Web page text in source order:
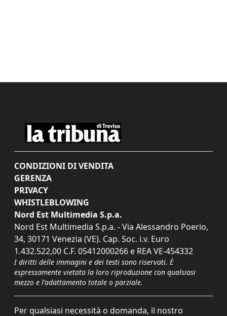
CONDIZIONI DI VENDITA
GERENZA
PRIVACY
WHISTLEBLOWING
Nord Est Multimedia S.p.a.
Nord Est Multimedia S.p.a. - Via Alessandro Poerio,
34, 30171 Venezia (VE). Cap. Soc. i.v. Euro
1.432.522,00 C.F. 05412000266 e REA VE-454332
I diritti delle immagini e dei testi sono riservati. È
espressamente vietata la loro riproduzione con qualsiasi
mezzo e l'adattamento totale o parziale.
Per qualsiasi necessità o domanda, il nostro